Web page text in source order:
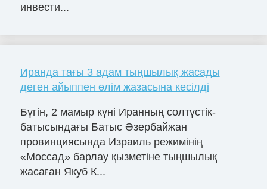
инвести...
Иранда тағы 3 адам тыңшылық жасады
деген айыппен өлім жазасына кесілді
Бүгін, 2 мамыр күні Иранның солтүстік-
батысындағы Батыс Әзербайжан
провинциясында Израиль режимінің
«Моссад» барлау қызметіне тыңшылық
жасаған Якуб К...